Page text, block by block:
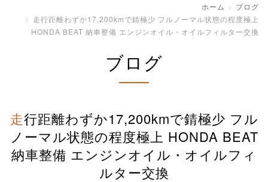
ホーム
ブログ
走行距離わずか17,200kmで錆極少 フルノーマル状態の程度極上
HONDA BEAT 納車整備 エンジンオイル・オイルフィルター交換
ブログ
走行距離わずか17,200kmで錆極少 フル
ノーマル状態の程度極上 HONDA BEAT
納車整備 エンジンオイル・オイルフィ
ルター交換